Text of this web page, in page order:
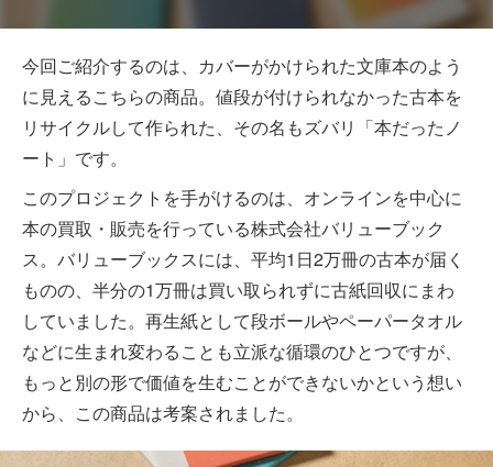
今回ご紹介するのは、カバーがかけられた文庫本のよう
に見えるこちらの商品。値段が付けられなかった古本を
リサイクルして作られた、その名もズバリ「本だったノ
ート」です。
このプロジェクトを手がけるのは、オンラインを中心に
本の買取・販売を行っている株式会社バリューブック
ス。バリューブックスには、平均1日2万冊の古本が届く
ものの、半分の1万冊は買い取られずに古紙回収にまわ
していました。再生紙として段ボールやペーパータオル
などに生まれ変わることも立派な循環のひとつですが、
もっと別の形で価値を生むことができないかという想い
から、この商品は考案されました。